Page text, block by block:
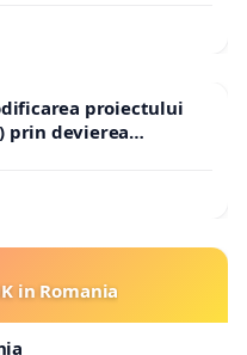
proiectului
prin devierea
in Romania